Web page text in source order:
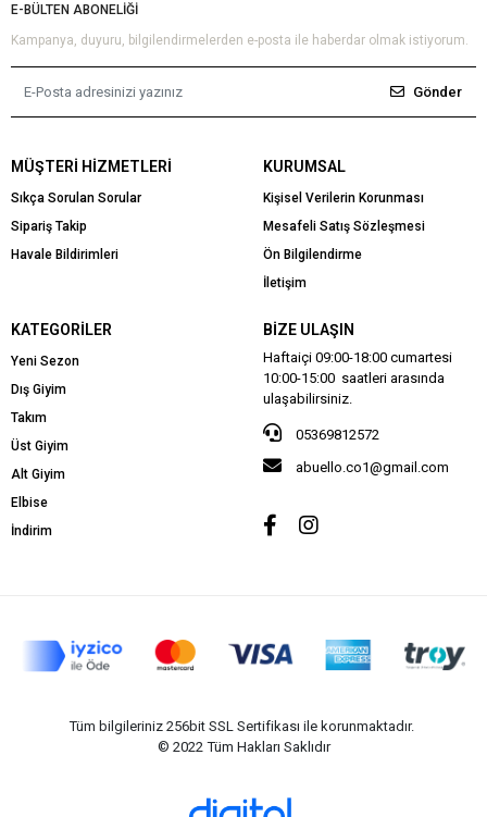
E-BÜLTEN ABONELİĞİ
Kampanya, duyuru, bilgilendirmelerden e-posta ile haberdar olmak istiyorum.
Gönder
MÜŞTERI HIZMETLERI
Sıkça Sorulan Sorular
Sipariş Takip
Havale Bildirimleri
KURUMSAL
Kişisel Verilerin Korunması
Mesafeli Satış Sözleşmesi
Ön Bilgilendirme
İletişim
KATEGORILER
Yeni Sezon
Dış Giyim
Takım
Üst Giyim
Alt Giyim
Elbise
İndirim
BIZE ULAŞIN
Haftaiçi 09:00-18:00 cumartesi
10:00-15:00 saatleri arasında
ulaşabilirsiniz.
05369812572
abuello.co1@gmail.com
Tüm bilgileriniz 256bit SSL Sertifikası ile korunmaktadır.
© 2022 Tüm Hakları Saklıdır